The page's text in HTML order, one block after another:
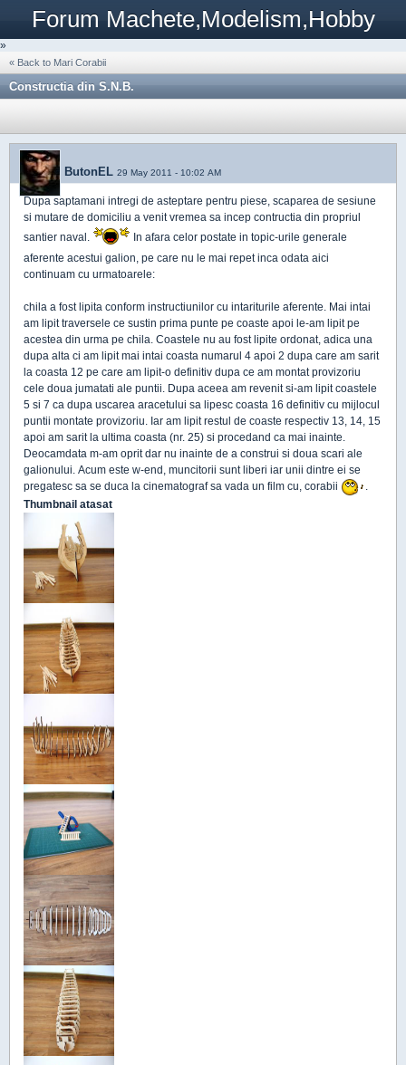
Forum Machete,Modelism,Hobby
»
« Back to Mari Corabii
Constructia din S.N.B.
ButonEL 29 May 2011 - 10:02 AM
Dupa saptamani intregi de asteptare pentru piese, scaparea de sesiune
si mutare de domiciliu a venit vremea sa incep contructia din propriul
santier naval.
In afara celor postate in topic-urile generale
aferente acestui galion, pe care nu le mai repet inca odata aici
continuam cu urmatoarele:
chila a fost lipita conform instructiunilor cu intariturile aferente. Mai intai
am lipit traversele ce sustin prima punte pe coaste apoi le-am lipit pe
acestea din urma pe chila. Coastele nu au fost lipite ordonat, adica una
dupa alta ci am lipit mai intai coasta numarul 4 apoi 2 dupa care am sarit
la coasta 12 pe care am lipit-o definitiv dupa ce am montat provizoriu
cele doua jumatati ale puntii. Dupa aceea am revenit si-am lipit coastele
5 si 7 ca dupa uscarea aracetului sa lipesc coasta 16 definitiv cu mijlocul
puntii montate provizoriu. Iar am lipit restul de coaste respectiv 13, 14, 15
apoi am sarit la ultima coasta (nr. 25) si procedand ca mai inainte.
Deocamdata m-am oprit dar nu inainte de a construi si doua scari ale
galionului. Acum este w-end, muncitorii sunt liberi iar unii dintre ei se
pregatesc sa se duca la cinematograf sa vada un film cu, corabii
.
Thumbnail atasat